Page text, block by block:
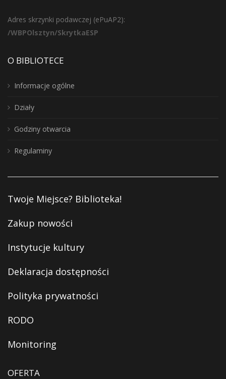
Adres skrzynki podawczej (ePuAP2):
/WBPOlsztyn/SkrytkaESP
O BIBLIOTECE
Informacje ogólne
Działy
Godziny otwarcia
Regulaminy
Twoje Miejsce? Biblioteka!
Zakup nowości
Instytucje kultury
Deklaracja dostępności
Polityka prywatności
RODO
Monitoring
OFERTA